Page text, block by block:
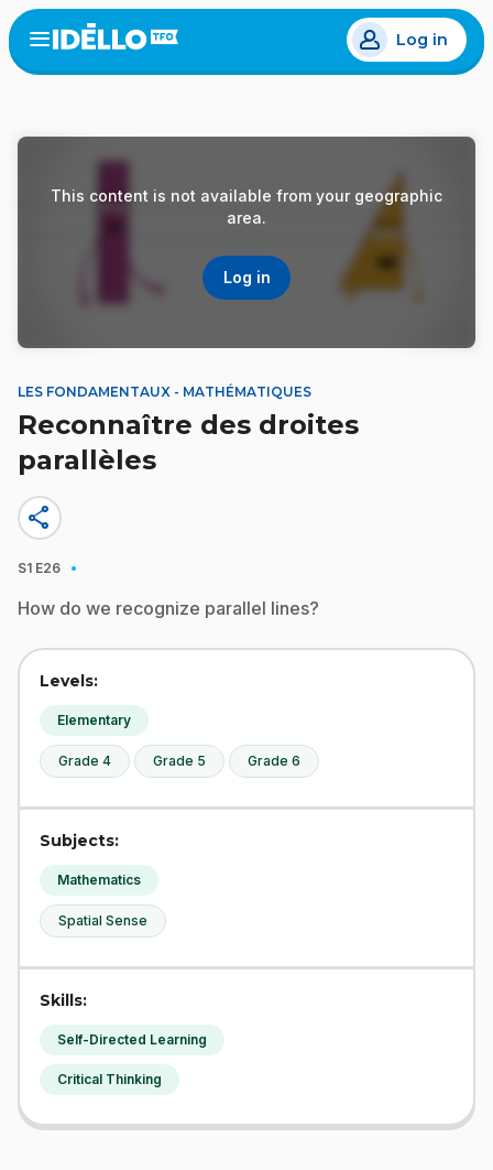
Skip
to
main
Open
menu
Log in
This content is not available from your geographic
area.
Log in
LES FONDAMENTAUX - MATHÉMATIQUES
Reconnaître des droites
parallèles
share
S1 E26 ·
How do we recognize parallel lines?
Levels:
Elementary
Grade 4 Grade 5 Grade 6
Subjects:
Mathematics
Spatial Sense
Skills:
Self-Directed Learning
Critical Thinking